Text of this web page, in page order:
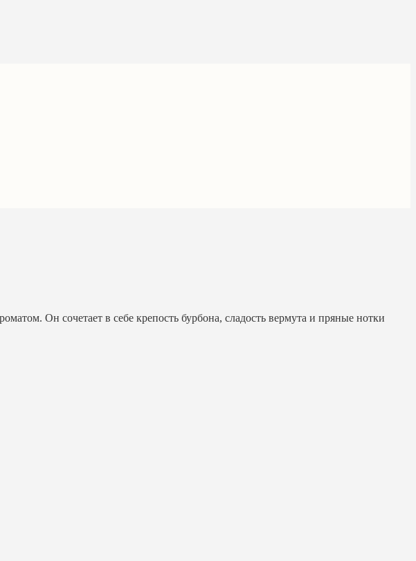
Он сочетает в себе крепость бурбона, сладость вермута и пряные нотки